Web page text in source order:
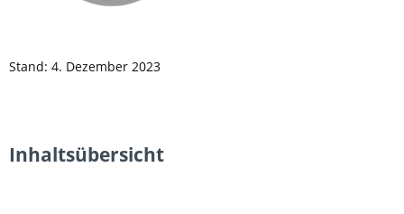
Stand: 4. Dezember 2023
Inhaltsübersicht